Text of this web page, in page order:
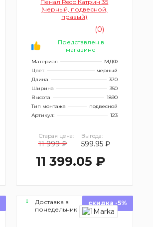
Пенал Redo Катрин 35
(черный, подвесной,
правый)
(0)
Представлен в
магазине
Материал
МДФ
Цвет
черный
Длина
370
Ширина
350
Высота
1890
Тип монтажа
подвесной
Артикул:
123
Старая цена:
11 999 ₽
Выгода:
599.95 ₽
11 399.05 ₽
Доставка в
понедельник
скидка -5%